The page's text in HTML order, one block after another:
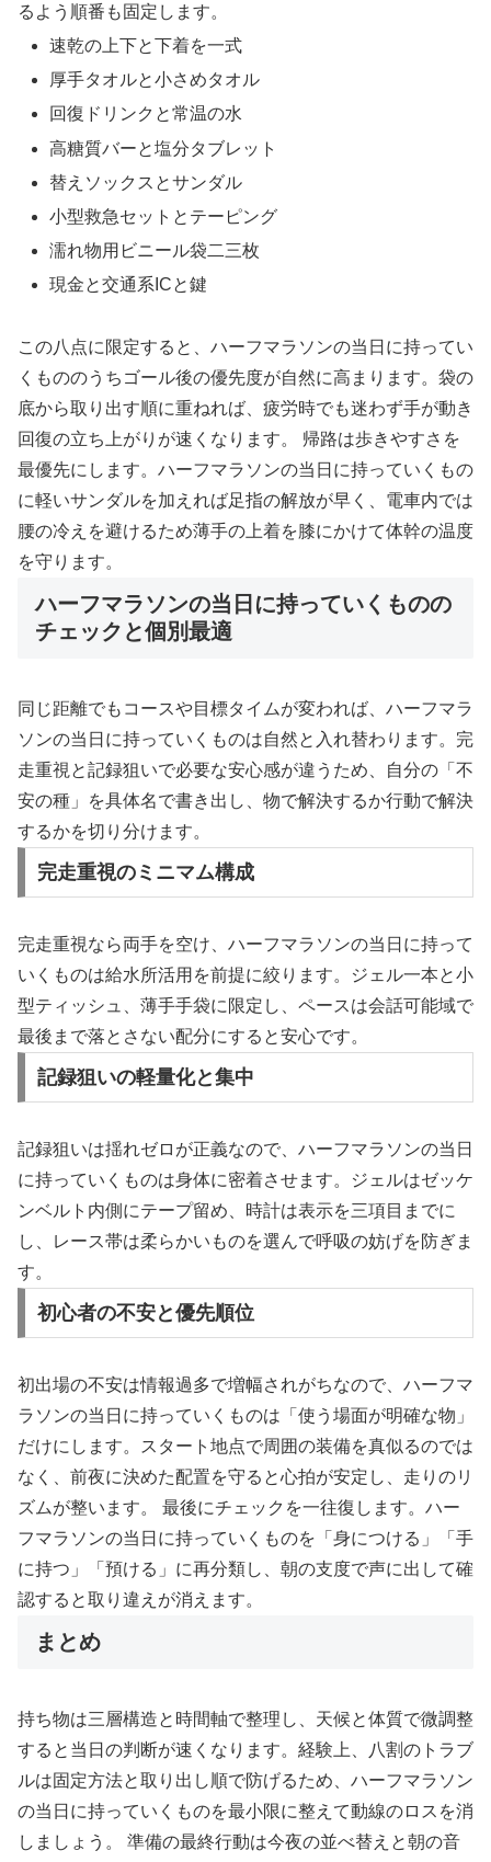
るよう順番も固定します。
速乾の上下と下着を一式
厚手タオルと小さめタオル
回復ドリンクと常温の水
高糖質バーと塩分タブレット
替えソックスとサンダル
小型救急セットとテーピング
濡れ物用ビニール袋二三枚
現金と交通系ICと鍵
この八点に限定すると、ハーフマラソンの当日に持ってい
くもののうちゴール後の優先度が自然に高まります。袋の
底から取り出す順に重ねれば、疲労時でも迷わず手が動き
回復の立ち上がりが速くなります。 帰路は歩きやすさを
最優先にします。ハーフマラソンの当日に持っていくもの
に軽いサンダルを加えれば足指の解放が早く、電車内では
腰の冷えを避けるため薄手の上着を膝にかけて体幹の温度
を守ります。
ハーフマラソンの当日に持っていくものの
チェックと個別最適
同じ距離でもコースや目標タイムが変われば、ハーフマラ
ソンの当日に持っていくものは自然と入れ替わります。完
走重視と記録狙いで必要な安心感が違うため、自分の「不
安の種」を具体名で書き出し、物で解決するか行動で解決
するかを切り分けます。
完走重視のミニマム構成
完走重視なら両手を空け、ハーフマラソンの当日に持って
いくものは給水所活用を前提に絞ります。ジェル一本と小
型ティッシュ、薄手手袋に限定し、ペースは会話可能域で
最後まで落とさない配分にすると安心です。
記録狙いの軽量化と集中
記録狙いは揺れゼロが正義なので、ハーフマラソンの当日
に持っていくものは身体に密着させます。ジェルはゼッケ
ンベルト内側にテープ留め、時計は表示を三項目までに
し、レース帯は柔らかいものを選んで呼吸の妨げを防ぎま
す。
初心者の不安と優先順位
初出場の不安は情報過多で増幅されがちなので、ハーフマ
ラソンの当日に持っていくものは「使う場面が明確な物」
だけにします。スタート地点で周囲の装備を真似るのでは
なく、前夜に決めた配置を守ると心拍が安定し、走りのリ
ズムが整います。 最後にチェックを一往復します。ハー
フマラソンの当日に持っていくものを「身につける」「手
に持つ」「預ける」に再分類し、朝の支度で声に出して確
認すると取り違えが消えます。
まとめ
持ち物は三層構造と時間軸で整理し、天候と体質で微調整
すると当日の判断が速くなります。経験上、八割のトラブ
ルは固定方法と取り出し順で防げるため、ハーフマラソン
の当日に持っていくものを最小限に整えて動線のロスを消
しましょう。 準備の最終行動は今夜の並べ替えと朝の音